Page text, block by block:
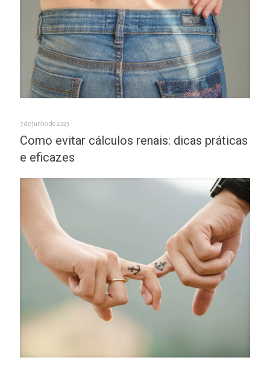
7 de junho de 2023
Como evitar cálculos renais: dicas práticas
e eficazes